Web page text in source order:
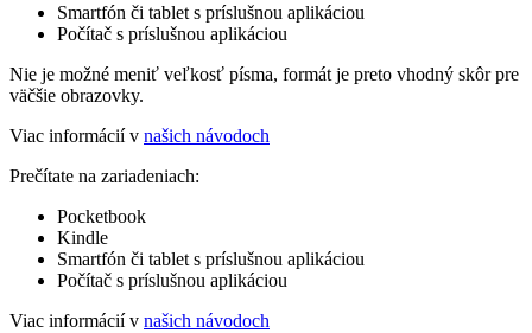
Smartfón či tablet s príslušnou aplikáciou
Počítač s príslušnou aplikáciou
Nie je možné meniť veľkosť písma, formát je preto vhodný skôr pre
väčšie obrazovky.
Viac informácií v našich návodoch
Prečítate na zariadeniach:
Pocketbook
Kindle
Smartfón či tablet s príslušnou aplikáciou
Počítač s príslušnou aplikáciou
Viac informácií v našich návodoch